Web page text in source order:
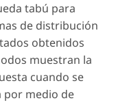
tabú para
de distribución
obtenidos
muestran la
cuando se
por medio de